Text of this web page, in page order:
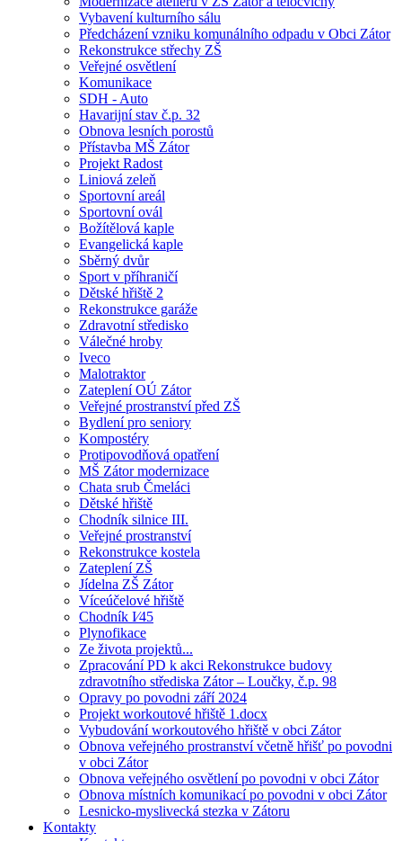
Vybavení kulturního sálu
Předcházení vzniku komunálního odpadu v Obci Zátor
Rekonstrukce střechy ZŠ
Veřejné osvětlení
Komunikace
SDH - Auto
Havarijní stav č.p. 32
Obnova lesních porostů
Přístavba MŠ Zátor
Projekt Radost
Liniová zeleň
Sportovní areál
Sportovní ovál
Božítělová kaple
Evangelická kaple
Sběrný dvůr
Sport v příhraničí
Dětské hřiště 2
Rekonstrukce garáže
Zdravotní středisko
Válečné hroby
Iveco
Malotraktor
Zateplení OÚ Zátor
Veřejné prostranství před ZŠ
Bydlení pro seniory
Kompostéry
Protipovodňová opatření
MŠ Zátor modernizace
Chata srub Čmeláci
Dětské hřiště
Chodník silnice III.
Veřejné prostranství
Rekonstrukce kostela
Zateplení ZŠ
Jídelna ZŠ Zátor
Víceúčelové hřiště
Chodník I⁄45
Plynofikace
Ze života projektů...
Zpracování PD k akci Rekonstrukce budovy
zdravotního střediska Zátor – Loučky, č.p. 98
Opravy po povodni září 2024
Projekt workoutové hřiště 1.docx
Vybudování workoutového hřiště v obci Zátor
Obnova veřejného prostranství včetně hřišť po povodni
v obci Zátor
Obnova veřejného osvětlení po povodni v obci Zátor
Obnova místních komunikací po povodni v obci Zátor
Lesnicko-myslivecká stezka v Zátoru
Kontakty